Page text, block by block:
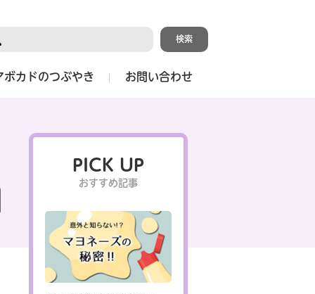
ボカドのつぶやき お問い合わせ
PICK UP
おすすめ記事